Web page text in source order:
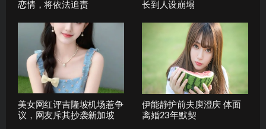
恋情，将依法追责
长到人设崩塌
美女网红评吉隆坡机场惹争
议，网友斥其抄袭新加坡
伊能静护前夫庾澄庆 体面
离婚23年默契